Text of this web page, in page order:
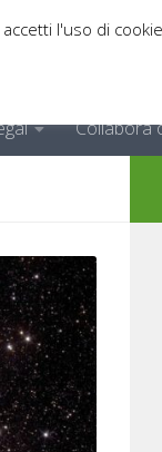
Collabora
l'uso di cookie.